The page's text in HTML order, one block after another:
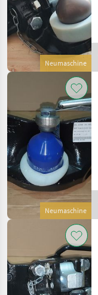
Neumaschine
Neumaschine